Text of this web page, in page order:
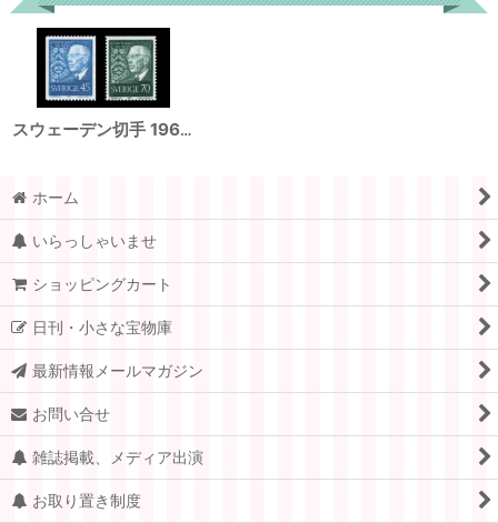
スウェーデン切手 1967年 グスタフ6世生誕85年 2種
ホーム
いらっしゃいませ
ショッピングカート
日刊・小さな宝物庫
最新情報メールマガジン
お問い合せ
雑誌掲載、メディア出演
お取り置き制度